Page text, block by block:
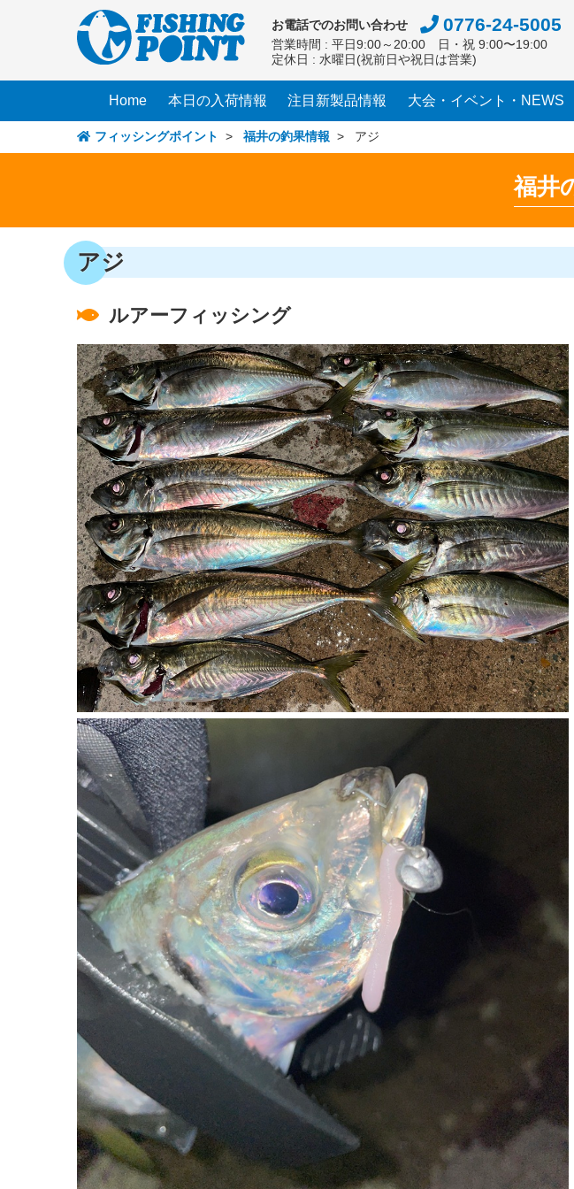
キ
お電話でのお問い合わせ 0776-24-5005
営業時間 : 平日9:00～20:00 日・祝 9:00〜19:00
定休日 : 水曜日(祝前日や祝日は営業)
Home 本日の入荷情報 注目新製品情報 大会・イベント・NEWS
フィッシングポイント >福井の釣果情報 > アジ
福井
アジ
ルアーフィッシング